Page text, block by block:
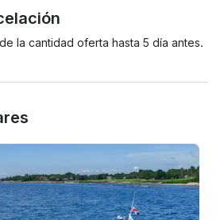
la cantidad oferta hasta 5 día antes.